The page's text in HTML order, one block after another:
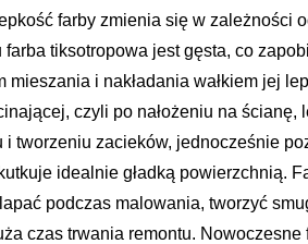
farby zmienia się w zależności
tiksotropowa jest gęsta, co
mieszania i nakładania wałkiem jej
czyli po nałożeniu na
tworzeniu zacieków, jednocześnie
idealnie gładką powierzchnią.
podczas malowania, tworzyć
czas trwania remontu.